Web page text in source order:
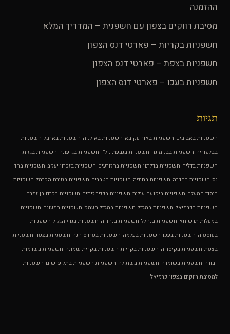
ההזמנה
מסיבת רווקים בצפון עם חשפנית – המדריך המלא
חשפניות בקריות – פארטי דנס הצפון
חשפניות בצפת – פארטי דנס הצפון
חשפניות בעכו – פארטי דנס הצפון
תגיות
חשפניות באביבים חשפניות באור עקיבא חשפניות באילניה חשפניות בארבל חשפניות
בבלפוריה חשפניות בבנימינה חשפניות בגבעת ניל”י חשפניות בגדעונה חשפניות בגזית
חשפניות בדליה חשפניות בדלתון חשפניות בהזורעים חשפניות בזכרון יעקב חשפניות בחד
נס חשפניות בחדרה חשפניות בחיפה חשפניות בטבריה חשפניות בטירת הכרמל חשפניות
ביסוד המעלה חשפניות ביקנעם עילית חשפניות בכפר זיתים חשפניות בכרם בן זמרה
חשפניות בכרמיאל חשפניות במגדל חשפניות במגדל העמק חשפניות במעונה חשפניות
במעלות תרשיחא חשפניות בנהלל חשפניות בנהריה חשפניות בנוף הגליל חשפניות
בעוספיה חשפניות בעכו חשפניות בעלמה חשפניות בפרדס חנה חשפניות בצפון חשפניות
בצפת חשפניות בקיסריה חשפניות בקריות חשפניות בקרית שמונה חשפניות בשדמות
דבורה חשפניות בשומרה חשפניות בשתולה חשפניות חשפניות בתל עדשים חשפניות
למסיבת רווקים בצפון כרמיאל